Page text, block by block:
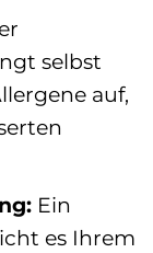
selbst
auf,
Ein
es Ihrem